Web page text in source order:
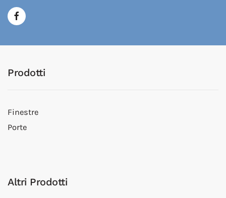
Prodotti
Finestre
Porte
Altri Prodotti